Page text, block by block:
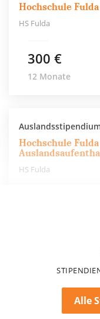
Hochschule
HS Fulda
300 €
12 Monate
Hochschule
HS Fulda
Alle